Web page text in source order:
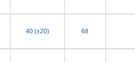
40 (±20) 68